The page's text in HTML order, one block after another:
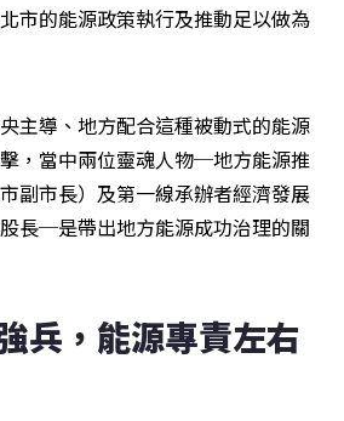
市的能源政策執行及推動足以做為
主導、地方配合這種被動式的能源
，當中兩位靈魂人物─地方能源推
副市長）及第一線承辦者經濟發展
長─是帶出地方能源成功治理的關
兵，能源專責左右